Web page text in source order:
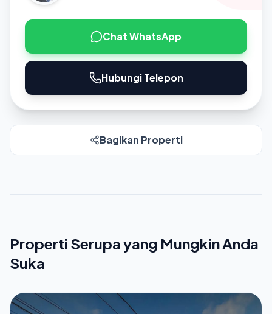
Chat WhatsApp
Hubungi Telepon
Bagikan Properti
Properti Serupa yang Mungkin Anda
Suka